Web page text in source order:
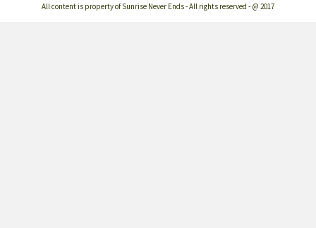
All content is property of Sunrise Never Ends - All rights reserved - @ 2017